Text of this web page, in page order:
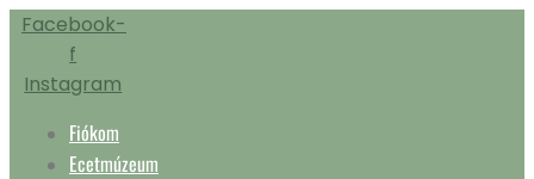
Ugrás
tartalomhoz
Facebook-
f
Instagram
Fiókom
Ecetmúzeum